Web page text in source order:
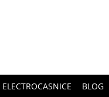
BLOG